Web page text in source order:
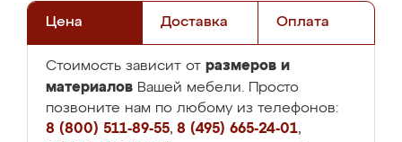
Цена Доставка Оплата
Стоимость зависит от размеров и
материалов Вашей мебели. Просто
позвоните нам по любому из телефонов:
8 (800) 511-89-55, 8 (495) 665-24-01,